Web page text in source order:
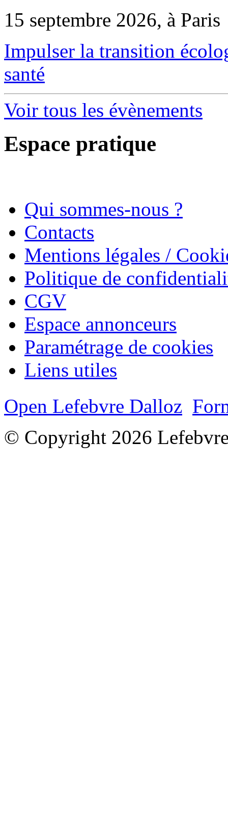
15 septembre 2026, à Paris
Impulser la transition
santé
Voir tous les évènements
Espace pratique
Qui sommes-nous ?
Contacts
Mentions légales /
Politique de
CGV
Espace annonceurs
Paramétrage de cookies
Liens utiles
Open Lefebvre Dalloz
© Copyright 2026